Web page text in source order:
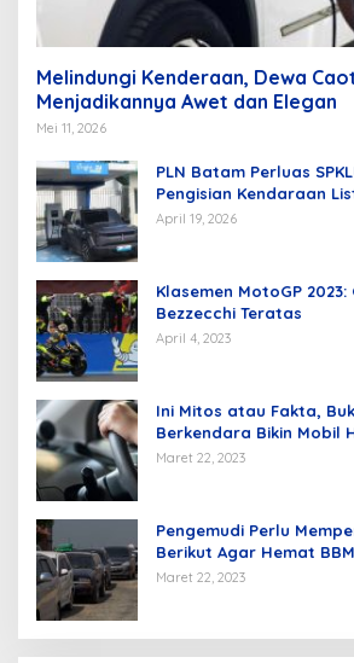
Melindungi Kenderaan, Dewa
Menjadikannya Awet dan Elegan
Mei 11, 2026
PLN Batam Perluas
Pengisian Kendaraan
April 19, 2026
Klasemen MotoGP
Bezzecchi Teratas
April 4, 2023
Ini Mitos atau Fakta,
Berkendara Bikin Mobil
Maret 22, 2023
Pengemudi Perlu
Berikut Agar Hemat
Maret 22, 2023